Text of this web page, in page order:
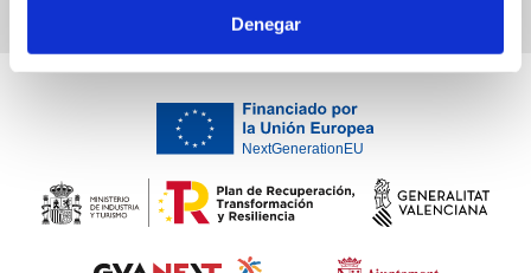
Denegar